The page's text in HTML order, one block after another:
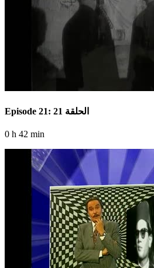
Episode 21: الحلقة 21
0 h 42 min